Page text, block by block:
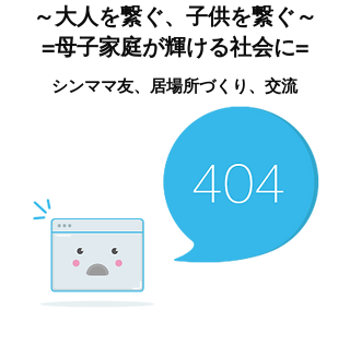
～大人を繋ぐ、子供を繋ぐ～
=母子家庭が輝ける社会に=
​​​​​シンママ友、居場所づくり​、交流